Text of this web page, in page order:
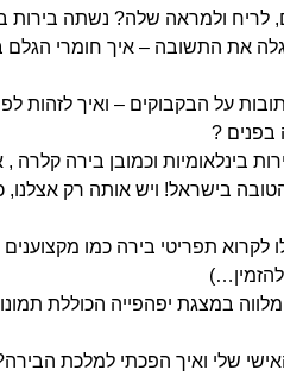
לריח ולמראה שלה? נשתה בירות
את התשובה – איך חומרי הגלם
על הבקבוקים – ואיך לזהות
?
בינלאומיות וכמובן בירה
בישראל! ויש אותה רק אצלנו,
לקרוא תפריטי בירה כמו מקצוענים
במצגת יפהפייה הכוללת
שלי ואיך הפכתי למלכת